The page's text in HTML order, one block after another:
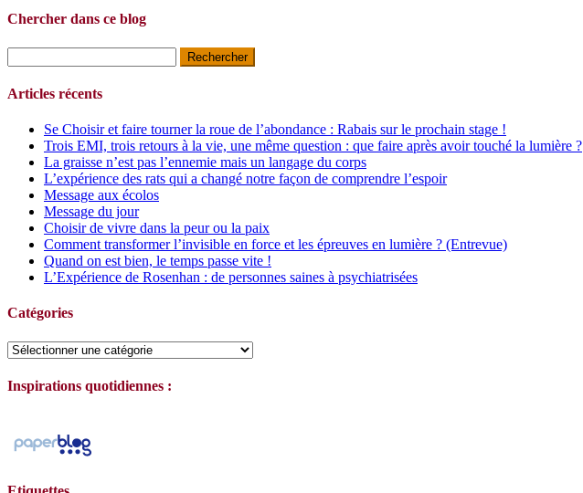
Chercher dans ce blog
Articles récents
Se Choisir et faire tourner la roue de l’abondance : Rabais sur le prochain stage !
Trois EMI, trois retours à la vie, une même question : que faire après avoir touché la lumière ?
La graisse n’est pas l’ennemie mais un langage du corps
L’expérience des rats qui a changé notre façon de comprendre l’espoir
Message aux écolos
Message du jour
Choisir de vivre dans la peur ou la paix
Comment transformer l’invisible en force et les épreuves en lumière ? (Entrevue)
Quand on est bien, le temps passe vite !
L’Expérience de Rosenhan : de personnes saines à psychiatrisées
Catégories
Catégories
Inspirations quotidiennes :